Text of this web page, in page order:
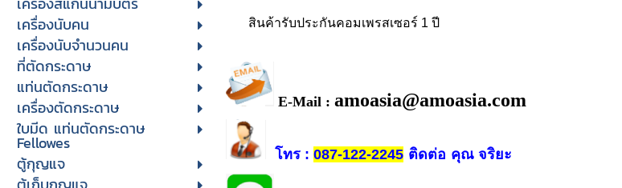
เครื่องนับคน
เครื่องนับจํานวนคน
ที่ตัดกระดาษ
แท่นตัดกระดาษ
เครื่องตัดกระดาษ
ใบมีด แท่นตัดกระดาษ
Fellowes
ตู้กุญแจ
สินค้ารับประกันคอมเพรสเซอร์ 1 ปี
E-Mail : amoasia@amoasia.com
โทร: 087-122-2245ติดต่อ คุณ จริยะ